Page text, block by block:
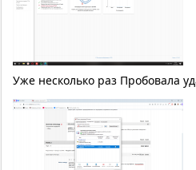
Уже несколько раз Пробовала